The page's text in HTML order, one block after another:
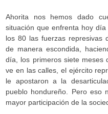
Ahorita nos hemos dado
situación que enfrenta hoy
los 80 las fuerzas represivas
de manera escondida,
día, los primeros siete meses
ve en las calles, el ejército
le apostaron a la
pueblo hondureño. Pero eso
mayor participación de la